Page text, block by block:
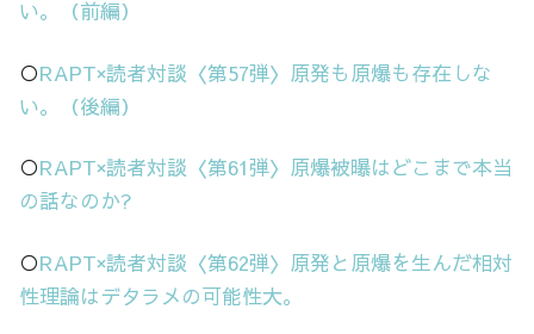
い。（前編）
○RAPT×読者対談〈第57弾〉原発も原爆も存在しな
い。（後編）
○RAPT×読者対談〈第61弾〉原爆被曝はどこまで本当
の話なのか?
○RAPT×読者対談〈第62弾〉原発と原爆を生んだ相対
性理論はデタラメの可能性大。